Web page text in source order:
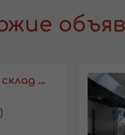
Комплектовщик на склад одежды